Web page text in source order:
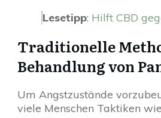
Lesetipp: Hilft CBD
Traditionelle
Behandlung von
Um Angstzustände
viele Menschen Taktiken wie